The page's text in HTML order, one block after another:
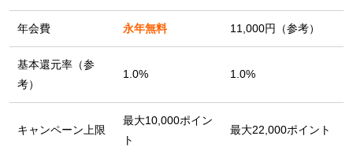
年会費 永年無料 11,000円（参考）
基本還元率（参
考）
1.0% 1.0%
キャンペーン上限
最大10,000ポイン
ト
最大22,000ポイント